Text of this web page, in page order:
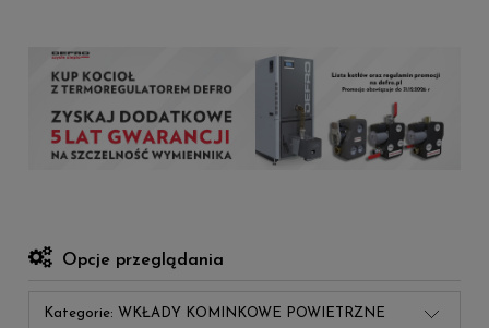
Opcje przeglądania
Kategorie: WKŁADY KOMINKOWE POWIETRZNE